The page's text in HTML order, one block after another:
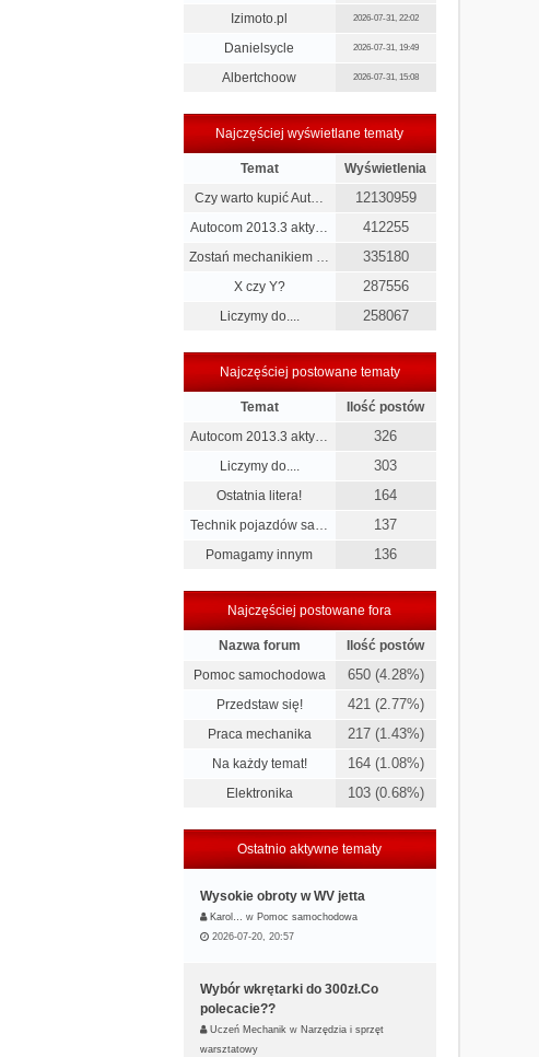
Izimoto.pl 2026-07-31, 22:02
Danielsycle 2026-07-31, 19:49
Albertchoow 2026-07-31, 15:08
Najczęściej wyświetlane tematy
Temat
Wyświetlenia
Czy warto kupić Aut…
12130959
Autocom 2013.3 akty… 412255
Zostań mechanikiem … 335180
X czy Y? 287556
Liczymy do.... 258067
Najczęściej postowane tematy
Temat
Ilość postów
Autocom 2013.3 akty…
326
Liczymy do.... 303
Ostatnia litera! 164
Technik pojazdów sa… 137
Pomagamy innym 136
Najczęściej postowane fora
Nazwa forum
Ilość postów
Pomoc samochodowa
650 (4.28%)
Przedstaw się! 421 (2.77%)
Praca mechanika 217 (1.43%)
Na każdy temat! 164 (1.08%)
Elektronika 103 (0.68%)
Ostatnio aktywne tematy
Wysokie obroty w WV jetta
Karol… w Pomoc samochodowa
2026-07-20, 20:57
Wybór wkrętarki do 300zł.Co
polecacie??
Uczeń Mechanik w Narzędzia i sprzęt
warsztatowy